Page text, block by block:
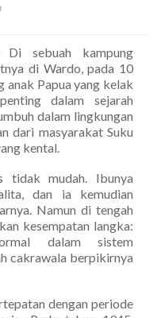
Di sebuah kampung
di Wardo, pada 10
Papua yang kelak
dalam sejarah
dalam lingkungan
dari masyarakat Suku
kental.
tidak mudah. Ibunya
dan ia kemudian
Namun di tengah
kesempatan langka:
dalam sistem
cakrawala berpikirnya
dengan periode